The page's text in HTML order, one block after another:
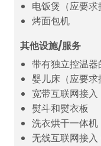
电饭煲（应要
烤面包机
其他设施/服务
带有独立控温器
婴儿床（应要求
宽带互联网接入
熨斗和熨衣板
洗衣烘干一体机
无线互联网接